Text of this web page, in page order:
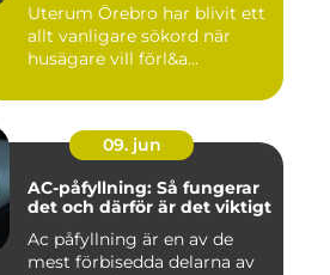
Uterum Örebro har blivit ett
allt vanligare sökord när
husägare vill förl&a...
09. jun
AC-påfyllning: Så fungerar
det och därför är det viktigt
Ac påfyllning är en av de
mest förbisedda delarna av